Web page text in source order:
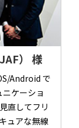
） 様
Android で
ケーショ
直してフリ
ュアな無線